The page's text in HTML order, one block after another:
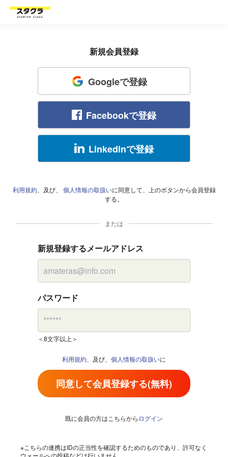
新規会員登録
Googleで登録
Facebookで登録
Linkedinで登録
利用規約、及び、 個人情報の取扱いに同意して、上のボタンから会員登録
する。
または
新規登録するメールアドレス
パスワード
＜8文字以上＞
利用規約 、及び、 個人情報の取扱いに
同意して会員登録する(無料)
既に会員の方はこちらから ログイン
※こちらの連携はIDの正当性を確認するためのものであり、許可なく
ウォールへの投稿などは行いません。